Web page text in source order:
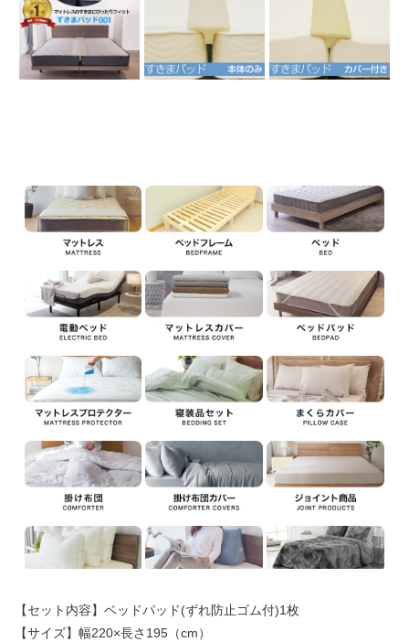
【セット内容】ベッドパッド(ずれ防止ゴム付)1枚
【サイズ】幅220×長さ195（cm）